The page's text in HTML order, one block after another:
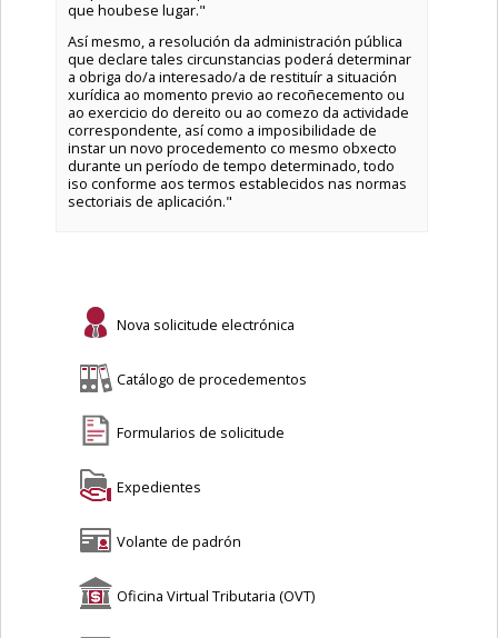
que houbese lugar."
Así mesmo, a resolución da administración pública
que declare tales circunstancias poderá determinar
a obriga do/a interesado/a de restituír a situación
xurídica ao momento previo ao recoñecemento ou
ao exercicio do dereito ou ao comezo da actividade
correspondente, así como a imposibilidade de
instar un novo procedemento co mesmo obxecto
durante un período de tempo determinado, todo
iso conforme aos termos establecidos nas normas
sectoriais de aplicación."
Nova solicitude electrónica
Catálogo de procedementos
Formularios de solicitude
Expedientes
Volante de padrón
Oficina Virtual Tributaria (OVT)